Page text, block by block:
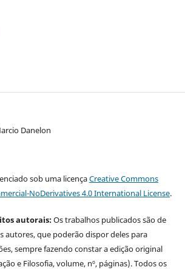
Danelon
sob uma licençaCreative Commons
NoDerivatives 4.0 International License.
autorais:Os trabalhos publicados são de
autores, que poderão dispor deles para
sempre fazendo constar a edição original
e Filosofia, volume, nº, páginas). Todos os